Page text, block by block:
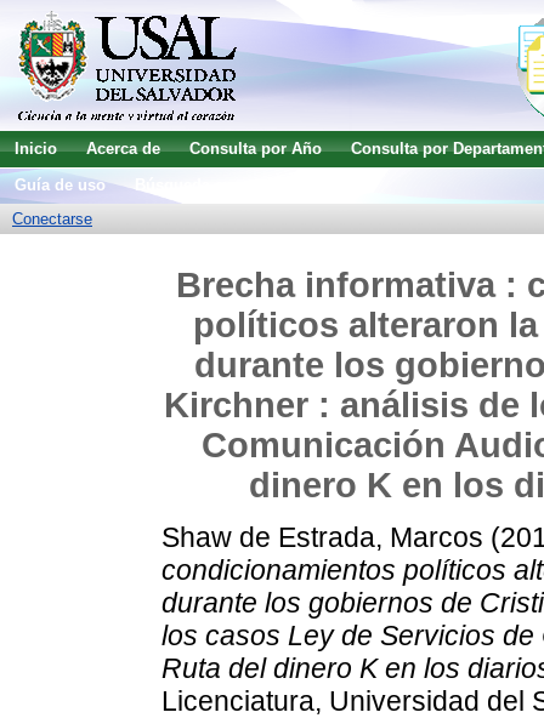
Inicio Acerca de Consulta por Año
Consulta por
Guía de uso
Conectarse
Brecha informativa :
políticos alteraron
durante los
Kirchner : análisis de
Comunicación
dinero K en los
Shaw de Estrada, Marcos
condicionamientos políticos
durante los gobiernos de
los casos Ley de Servicios
Ruta del dinero K en los
Licenciatura, Universidad del